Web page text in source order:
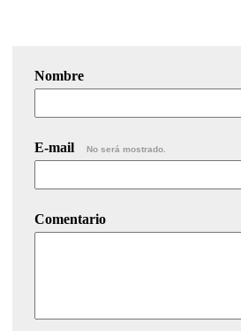
Nombre
E-mail No será mostrado.
Comentario